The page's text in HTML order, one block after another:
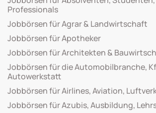
Professionals
Jobbörsen für Agrar & Landwirtschaft
Jobbörsen für Apotheker
Jobbörsen für Architekten &
Jobbörsen für die Automobilbranche,
Autowerkstatt
Jobbörsen für Airlines, Aviation,
Jobbörsen für Azubis, Ausbildung,